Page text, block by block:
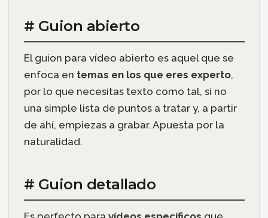
# Guion abierto
El guion para vídeo abierto es aquel que se
enfoca en temas en los que eres experto,
por lo que necesitas texto como tal, si no
una simple lista de puntos a tratar y, a partir
de ahí, empiezas a grabar. Apuesta por la
naturalidad.
# Guion detallado